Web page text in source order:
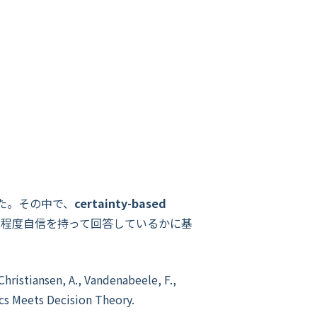
その中で、 certainty-based
度自信を持って回答しているかに基
A., Vandenabeele, F.,
Meets Decision Theory.